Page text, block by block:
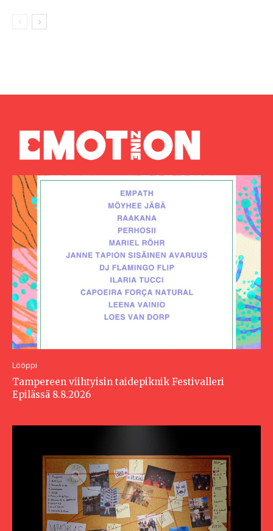
Lööppi
Tampereen viihtyisin taidepiknik Festivalleri
Epilässä 8.8.2026